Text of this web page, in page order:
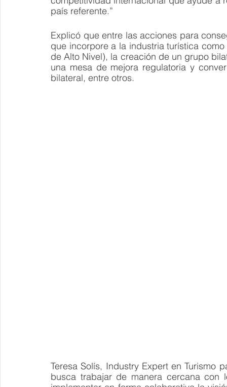
país referente.”
Explicó que entre las acciones para
que incorpore a la industria turística
de Alto Nivel), la creación de un grupo
una mesa de mejora regulatoria y
bilateral, entre otros.
Teresa Solís, Industry Expert en Turismo
busca trabajar de manera cercana